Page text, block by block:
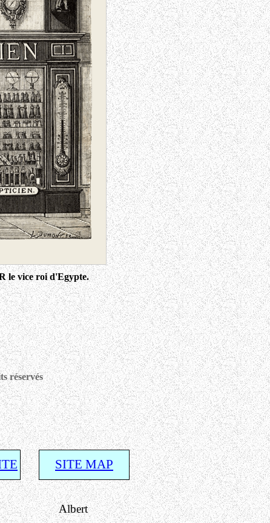
le vice roi d'Egypte.
réservés
SITE MAP